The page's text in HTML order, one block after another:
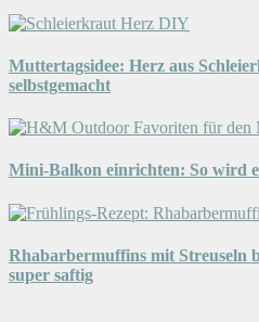
Muttertagsidee: Herz aus
selbstgemacht
Mini-Balkon einrichten: So wird
Rhabarbermuffins mit Streuseln
super saftig